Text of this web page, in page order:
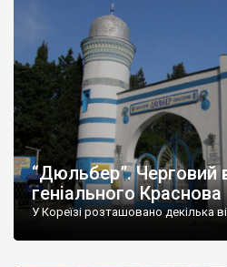
“Дюльбер”. Черговий
геніального Краснова
У Кореїзі розташовано декілька